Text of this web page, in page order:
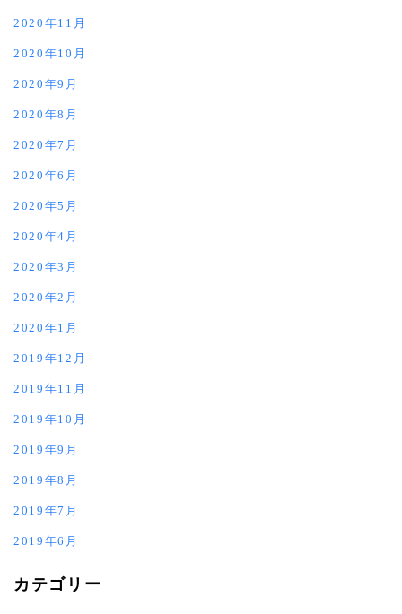
2020年11月
2020年10月
2020年9月
2020年8月
2020年7月
2020年6月
2020年5月
2020年4月
2020年3月
2020年2月
2020年1月
2019年12月
2019年11月
2019年10月
2019年9月
2019年8月
2019年7月
2019年6月
カテゴリー